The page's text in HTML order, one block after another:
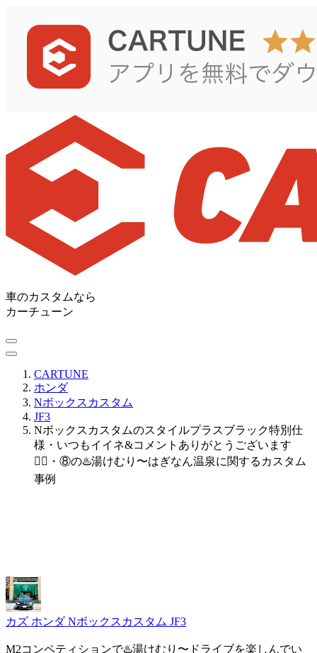
車のカスタムなら
カーチューン
CARTUNE
ホンダ
Nボックスカスタム
JF3
Nボックスカスタムのスタイルプラスブラック特別仕
様・いつもイイネ&コメントありがとうございます
🙇‍♂️・⑧の♨️湯けむり〜はぎなん温泉に関するカスタム
事例
カズ ホンダ Nボックスカスタム JF3
M2コンペティションで♨️湯けむり〜ドライブを楽しんでい